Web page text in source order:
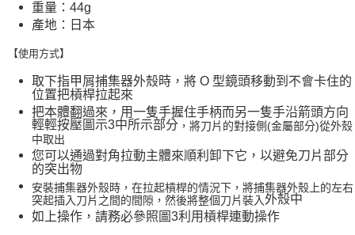
重量：44g
產地：日本
【使用方式】
取下指甲屑捕集器外殼時，將 O 型鏡頭移動到不會卡住的
位置把槓桿拉起來
把本體翻過來，用一隻手握住手柄而另一隻手沿箭頭方向
輕輕按壓圖示3中所示部分 ，將刀片的對接側(金屬部分)從外殼
中取出
您可以通過對角拉動主體來順利卸下它，以避免刀片部分
的突出物
安裝捕集器外殼時，在拉起槓桿的情況下，將捕集器外殼上的左右
突起插入刀片之間的間隙，然後將整個刀片裝入外殼中
如上操作，請務必參照圖3利用槓桿連動操作